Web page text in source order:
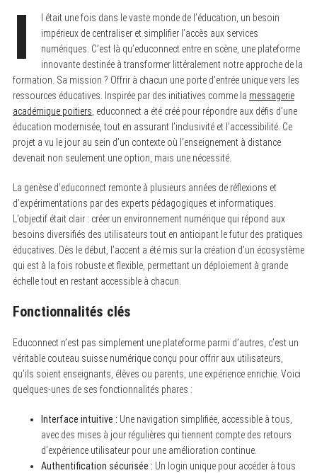
I
l était une fois dans le vaste monde de l’éducation, un besoin
impérieux de centraliser et simplifier l’accès aux services
numériques. C’est là qu’educonnect entre en scène, une plateforme
innovante destinée à transformer littéralement notre approche de la
formation. Sa mission ? Offrir à chacun une porte d’entrée unique vers les
ressources éducatives. Inspirée par des initiatives comme la messagerie
académique poitiers , educonnect a été créé pour répondre aux défis d’une
éducation modernisée, tout en assurant l’inclusivité et l’accessibilité. Ce
projet a vu le jour au sein d’un contexte où l’enseignement à distance
devenait non seulement une option, mais une nécessité.
La genèse d’educonnect remonte à plusieurs années de réflexions et
d’expérimentations par des experts pédagogiques et informatiques.
L’objectif était clair : créer un environnement numérique qui répond aux
besoins diversifiés des utilisateurs tout en anticipant le futur des pratiques
éducatives. Dès le début, l’accent a été mis sur la création d’un écosystème
qui est à la fois robuste et flexible, permettant un déploiement à grande
échelle tout en restant accessible à chacun.
Fonctionnalités clés
Educonnect n’est pas simplement une plateforme parmi d’autres, c’est un
véritable couteau suisse numérique conçu pour offrir aux utilisateurs,
qu’ils soient enseignants, élèves ou parents, une expérience enrichie. Voici
quelques-unes de ses fonctionnalités phares :
Interface intuitive : Une navigation simplifiée, accessible à tous,
avec des mises à jour régulières qui tiennent compte des retours
d’expérience utilisateur pour une amélioration continue.
Authentification sécurisée : Un login unique pour accéder à tous